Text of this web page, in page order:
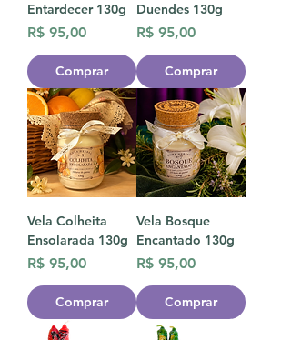
Entardecer 130g
Preço
R$ 95,00
Comprar
Duendes 130g
Preço
R$ 95,00
Comprar
Vela Colheita
Ensolarada 130g
Preço
R$ 95,00
Comprar
Vela Bosque
Encantado 130g
Preço
R$ 95,00
Comprar